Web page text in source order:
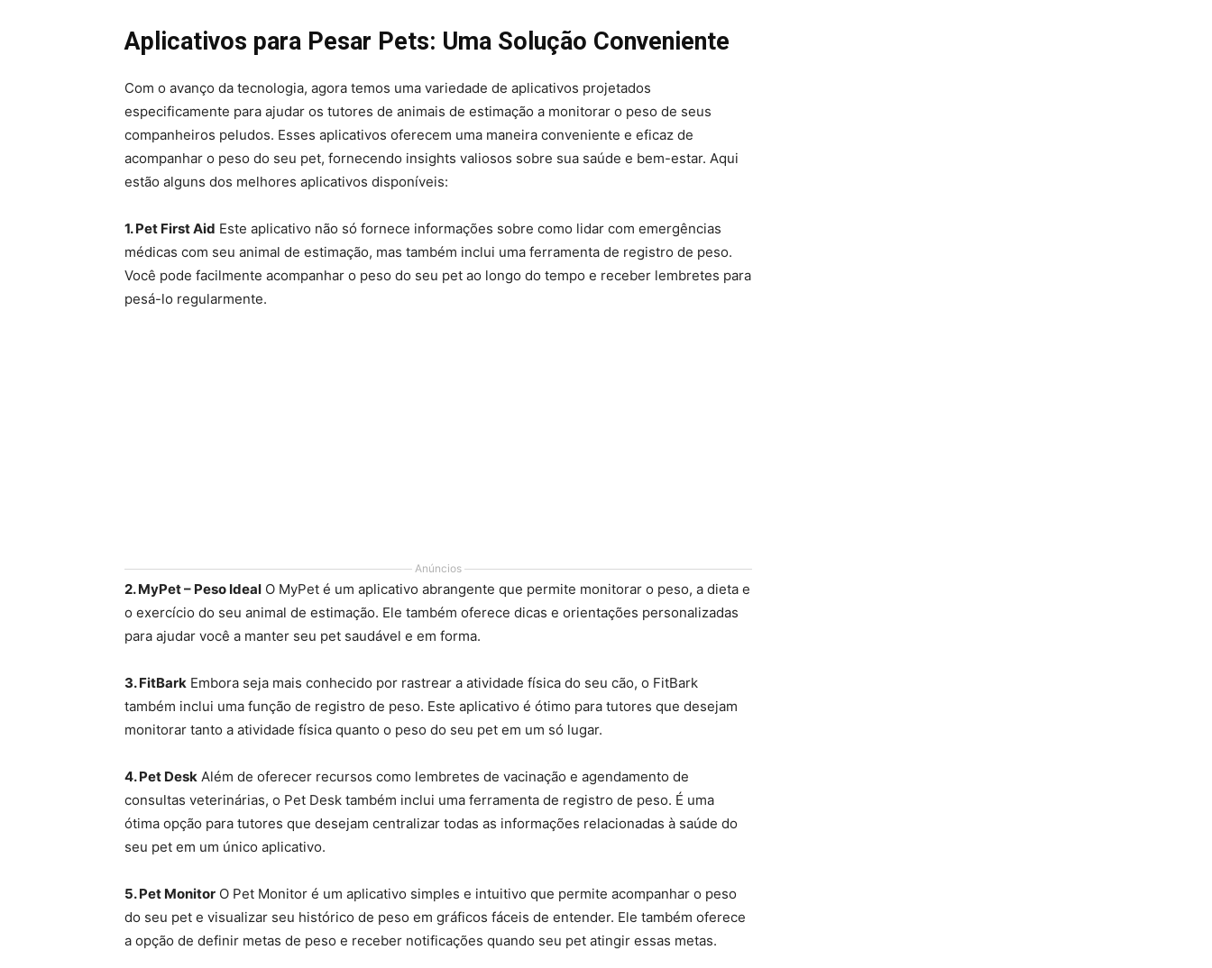
Aplicativos para Pesar Pets: Uma Solução Conveniente
Com o avanço da tecnologia, agora temos uma variedade de aplicativos projetados
especificamente para ajudar os tutores de animais de estimação a monitorar o peso de seus
companheiros peludos. Esses aplicativos oferecem uma maneira conveniente e eficaz de
acompanhar o peso do seu pet, fornecendo insights valiosos sobre sua saúde e bem-estar. Aqui
estão alguns dos melhores aplicativos disponíveis:
1. Pet First Aid Este aplicativo não só fornece informações sobre como lidar com emergências
médicas com seu animal de estimação, mas também inclui uma ferramenta de registro de peso.
Você pode facilmente acompanhar o peso do seu pet ao longo do tempo e receber lembretes para
pesá-lo regularmente.
Anúncios
2. MyPet – Peso Ideal O MyPet é um aplicativo abrangente que permite monitorar o peso, a dieta e
o exercício do seu animal de estimação. Ele também oferece dicas e orientações personalizadas
para ajudar você a manter seu pet saudável e em forma.
3. FitBark Embora seja mais conhecido por rastrear a atividade física do seu cão, o FitBark
também inclui uma função de registro de peso. Este aplicativo é ótimo para tutores que desejam
monitorar tanto a atividade física quanto o peso do seu pet em um só lugar.
4. Pet Desk Além de oferecer recursos como lembretes de vacinação e agendamento de
consultas veterinárias, o Pet Desk também inclui uma ferramenta de registro de peso. É uma
ótima opção para tutores que desejam centralizar todas as informações relacionadas à saúde do
seu pet em um único aplicativo.
5. Pet Monitor O Pet Monitor é um aplicativo simples e intuitivo que permite acompanhar o peso
do seu pet e visualizar seu histórico de peso em gráficos fáceis de entender. Ele também oferece
a opção de definir metas de peso e receber notificações quando seu pet atingir essas metas.